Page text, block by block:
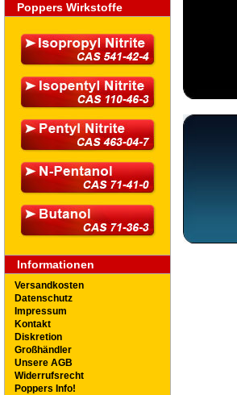
Poppers Wirkstoffe
Informationen
Versandkosten
Datenschutz
Impressum
Kontakt
Diskretion
Großhändler
Unsere AGB
Widerrufsrecht
Poppers Info!